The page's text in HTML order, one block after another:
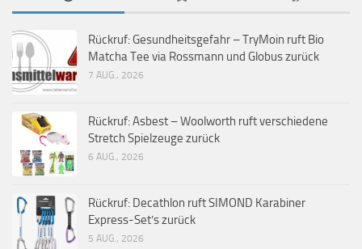
Rückruf: Gesundheitsgefahr – TryMoin ruft Bio
Matcha Tee via Rossmann und Globus zurück
7 AUG., 2026
Rückruf: Asbest – Woolworth ruft verschiedene
Stretch Spielzeuge zurück
6 AUG., 2026
Rückruf: Decathlon ruft SIMOND Karabiner
Express-Set’s zurück
5 AUG., 2026